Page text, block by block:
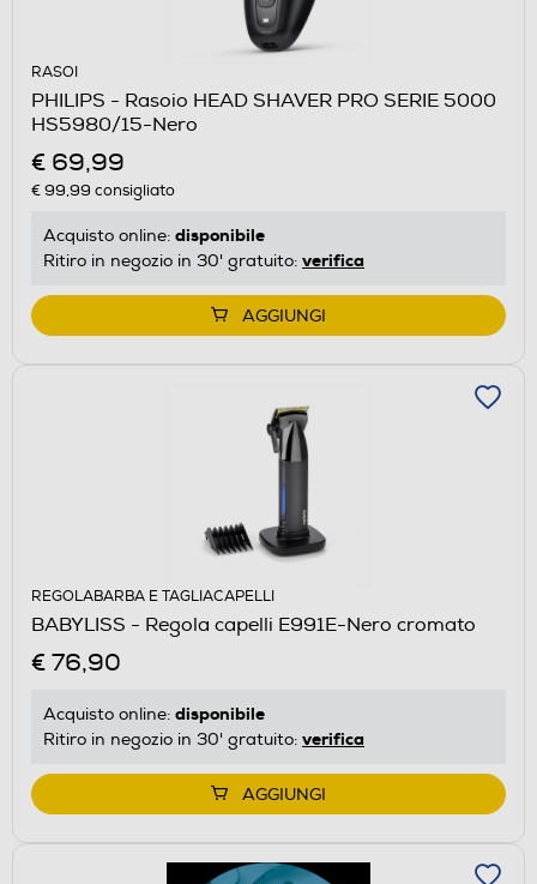
RASOI
PHILIPS - Rasoio HEAD SHAVER PRO SERIE 5000
HS5980/15-Nero
€ 69,99
€ 99,99 consigliato
Acquisto online: disponibile
Ritiro in negozio in 30' gratuito: verifica
AGGIUNGI
REGOLABARBA E TAGLIACAPELLI
BABYLISS - Regola capelli E991E-Nero cromato
€ 76,90
Acquisto online: disponibile
Ritiro in negozio in 30' gratuito: verifica
AGGIUNGI